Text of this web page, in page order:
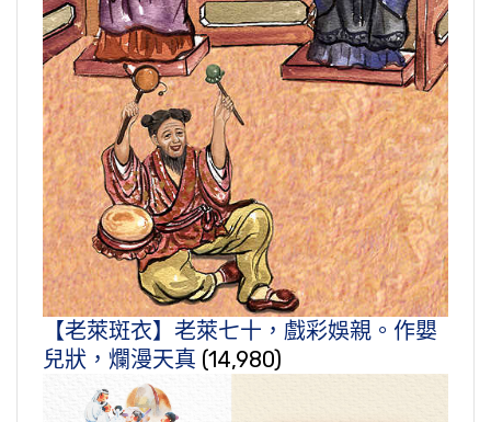
【老萊斑衣】老萊七十，戲彩娛親。作嬰
兒狀，爛漫天真 (14,980)